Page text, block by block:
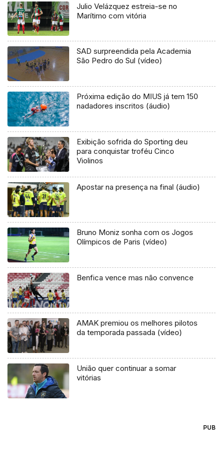
Julio Velázquez estreia-se no
Marítimo com vitória
SAD surpreendida pela Academia
São Pedro do Sul (vídeo)
Próxima edição do MIUS já tem 150
nadadores inscritos (áudio)
Exibição sofrida do Sporting deu
para conquistar troféu Cinco
Violinos
Apostar na presença na final (áudio)
Bruno Moniz sonha com os Jogos
Olímpicos de Paris (vídeo)
Benfica vence mas não convence
AMAK premiou os melhores pilotos
da temporada passada (vídeo)
União quer continuar a somar
vitórias
PUB